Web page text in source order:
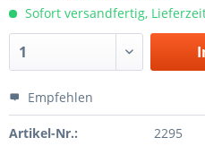
Sofort versandfertig,
Empfehlen
Artikel-Nr.: 2295